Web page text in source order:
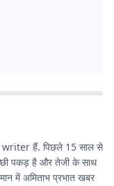
writer हैं. पिछले 15 साल से
पकड़ है और तेजी के साथ
में अमिताभ प्रभात खबर